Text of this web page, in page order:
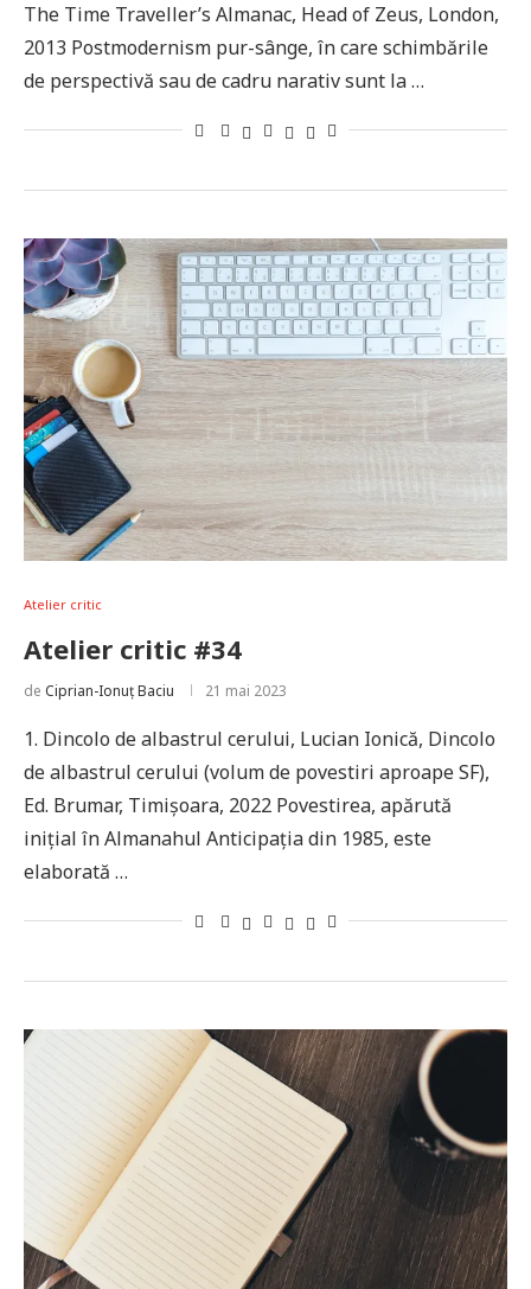
The Time Traveller’s Almanac, Head of Zeus, London,
2013 Postmodernism pur-sânge, în care schimbările
de perspectivă sau de cadru narativ sunt la …
Atelier critic
Atelier critic #34
de Ciprian-Ionuț Baciu 21 mai 2023
1. Dincolo de albastrul cerului, Lucian Ionică, Dincolo
de albastrul cerului (volum de povestiri aproape SF),
Ed. Brumar, Timișoara, 2022 Povestirea, apărută
inițial în Almanahul Anticipația din 1985, este
elaborată …